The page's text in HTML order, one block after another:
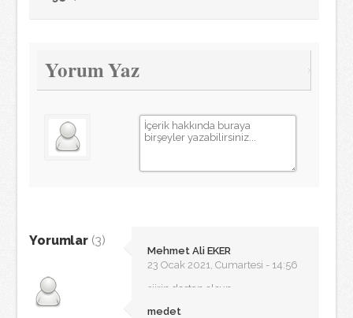
Yorum Yaz
Yorumlar (3)
Mehmet Ali EKER
23 Ocak 2021, Cumartesi - 14:56
şiirin destan olsun
medet